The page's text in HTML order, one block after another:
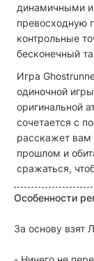
динамичными и
превосходную
контрольные
бесконечный
Игра
одиночной
оригинальной
сочетается с
расскажет вам
прошлом и
сражаться,
Особенности
За основу взят